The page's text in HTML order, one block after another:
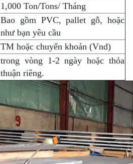
1,000 Ton/Tons/ Tháng
Bao gồm PVC, pallet gỗ, hoặc
như bạn yêu cầu
TM hoặc chuyển khoản (Vnd)
trong vòng 1-2 ngày hoặc thỏa
thuận riêng.